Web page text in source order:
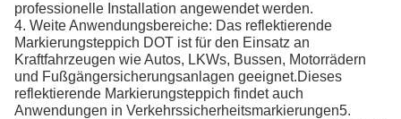
professionelle Installation angewendet werden.
4. Weite Anwendungsbereiche: Das reflektierende
Markierungsteppich DOT ist für den Einsatz an
Kraftfahrzeugen wie Autos, LKWs, Bussen, Motorrädern
und Fußgängersicherungsanlagen geeignet.Dieses
reflektierende Markierungsteppich findet auch
Anwendungen in Verkehrssicherheitsmarkierungen5.